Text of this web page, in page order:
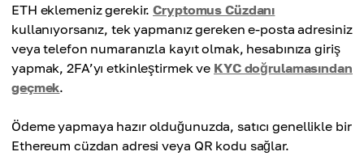
ETH eklemeniz gerekir.Cryptomus Cüzdanı
kullanıyorsanız, tek yapmanız gereken e-posta adresiniz
veya telefon numaranızla kayıt olmak, hesabınıza giriş
yapmak, 2FA’yı etkinleştirmek ve KYC doğrulamasından
geçmek.
Ödeme yapmaya hazır olduğunuzda, satıcı genellikle bir
Ethereum cüzdan adresi veya QR kodu sağlar.